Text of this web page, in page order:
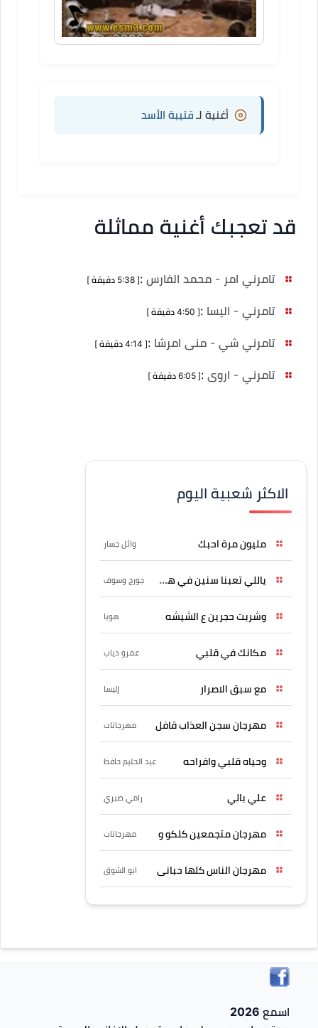
أغنية لـ قتيبة الأسد
قد تعجبك أغنية مماثلة
تامرني امر - محمد الفارس :[ 5:38 دقيقة ]
تامرني - اليسا :[ 4:50 دقيقة ]
تامرني شي - منى امرشا :[ 4:14 دقيقة ]
تامرني - اروى :[ 6:05 دقيقة ]
الاكثر شعبية اليوم
مليون مرة احبك وائل جسار
ياللي تعبنا سنين في هواه جورج وسوف
وشربت حجرين ع الشيشه هوبا
مكانك في قلبي عمرو دياب
مع سبق الاصرار إليسا
مهرجان سجن العذاب قافل مهرجانات
وحياه قلبي وافراحه عبد الحليم حافظ
علي بالي رامي صبري
مهرجان متجمعين كلكو و مهرجانات
مهرجان الناس كلها حبانى ابو الشوق
اسمع 2026